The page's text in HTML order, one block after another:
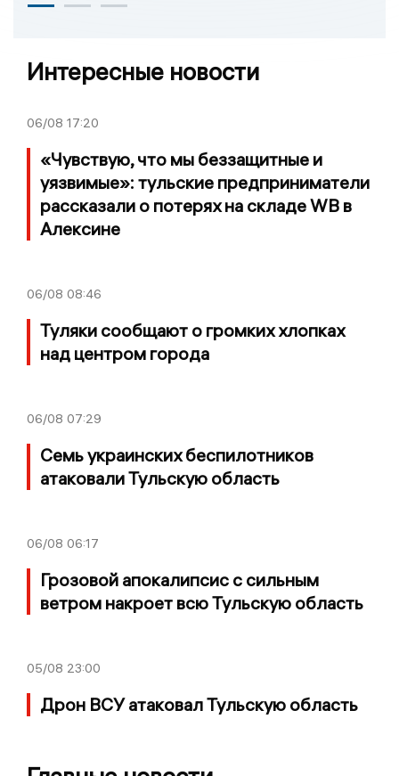
Интересные новости
06/08 17:20
«Чувствую, что мы беззащитные и
уязвимые»: тульские предприниматели
рассказали о потерях на складе WB в
Алексине
06/08 08:46
Туляки сообщают о громких хлопках
над центром города
06/08 07:29
Семь украинских беспилотников
атаковали Тульскую область
06/08 06:17
Грозовой апокалипсис с сильным
ветром накроет всю Тульскую область
05/08 23:00
Дрон ВСУ атаковал Тульскую область